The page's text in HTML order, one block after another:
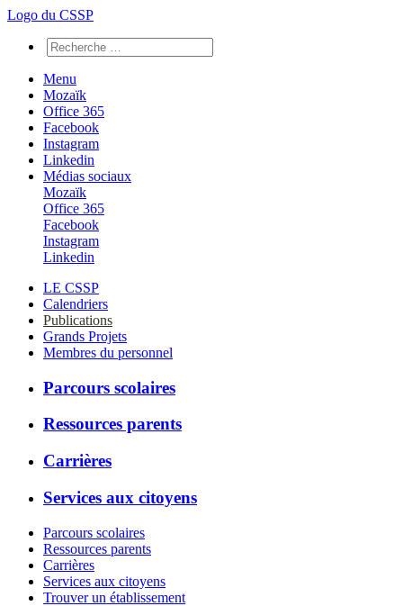
Logo du CSSP
Menu
Mozaïk
Office 365
Facebook
Instagram
Linkedin
Médias sociaux
Mozaïk
Office 365
Facebook
Instagram
Linkedin
LE CSSP
Calendriers
Publications
Grands Projets
Membres du personnel
Parcours scolaires
Ressources parents
Carrières
Services aux citoyens
Parcours scolaires
Ressources parents
Carrières
Services aux citoyens
Trouver un établissement